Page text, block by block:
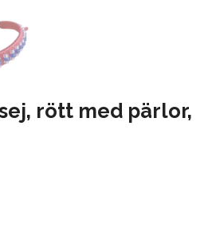
rött med pärlor,